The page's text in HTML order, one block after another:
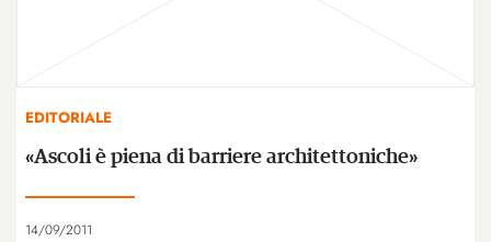
EDITORIALE
«Ascoli è piena di barriere architettoniche»
14/09/2011